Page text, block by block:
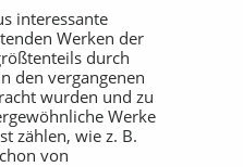
interessante
Werken der
durch
den vergangenen
wurden und zu
Werke
zählen, wie z. B.
von